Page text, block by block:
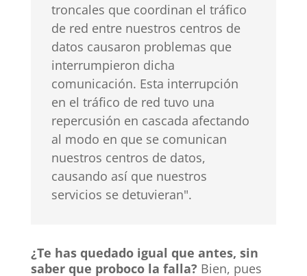
troncales que coordinan el tráfico
de red entre nuestros centros de
datos causaron problemas que
interrumpieron dicha
comunicación. Esta interrupción
en el tráfico de red tuvo una
repercusión en cascada afectando
al modo en que se comunican
nuestros centros de datos,
causando así que nuestros
servicios se detuvieran".
¿Te has quedado igual que antes, sin
saber que proboco la falla? Bien, pues